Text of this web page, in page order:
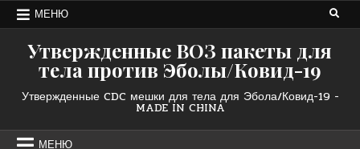
ПерейтиМЕНЮ
Утвержденные ВОЗ пакеты для
тела против Эболы/Ковид-19
Утвержденные CDC мешки для тела для Эбола/Ковид-19 -
MADE IN CHINA
МЕНЮ